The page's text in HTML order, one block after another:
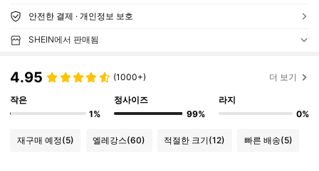
안전한 결제 · 개인정보 보호
SHEIN에서 판매됨
4.95 (1000+) 더 보기
작은
1%
정사이즈
99%
라지
0%
재구매 예정(5) 엘레강스(60) 적절한 크기(12) 빠른 배송(5)